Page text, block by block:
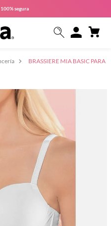
100% segura
BRASSIERE MIA BASIC PARA